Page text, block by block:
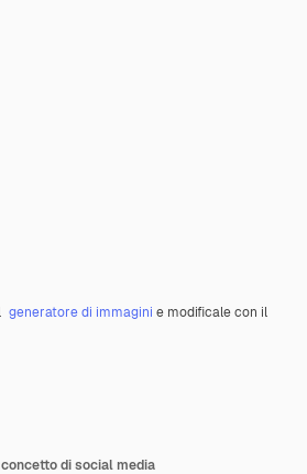
generatore di immagini e modificale con il
di social media